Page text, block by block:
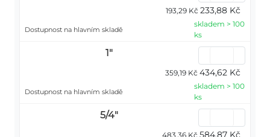
193,29 Kč 233,88 Kč
Dostupnost na hlavním skladě
skladem > 100
ks
1"
359,19 Kč 434,62 Kč
Dostupnost na hlavním skladě
skladem > 100
ks
5/4"
483,36 Kč 584,87 Kč